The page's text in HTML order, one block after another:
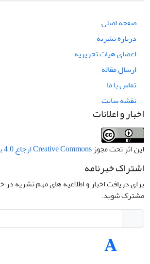
صفحه اصلی
درباره نشریه
اعضای هیات تحریریه
ارسال مقاله
تماس با ما
نقشه سایت
اخبار و اعلانات
این اثر تحت مجوزCreative Commons ارجاع 4.0 بین‌المللی
اشتراک خبرنامه
برای دریافت اخبار و اطلاعیه های مهم نشریه در
مشترک شوید.